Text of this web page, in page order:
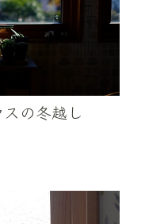
の冬越し